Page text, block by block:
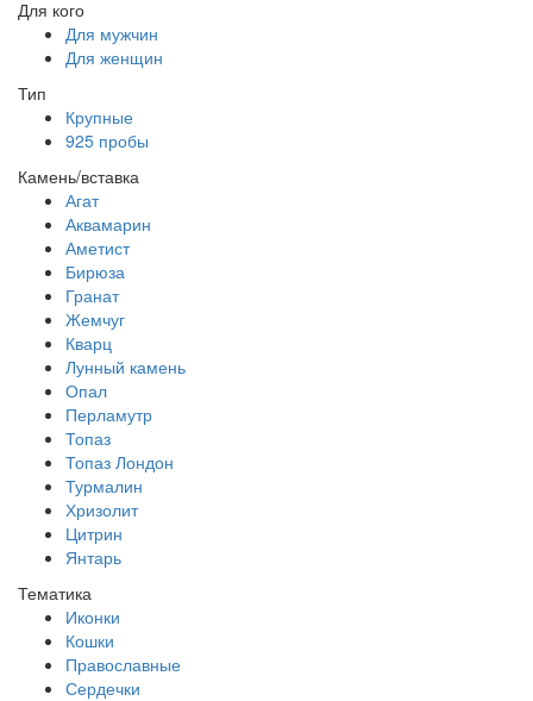
Для кого
Для мужчин
Для женщин
Тип
Крупные
925 пробы
Камень/вставка
Агат
Аквамарин
Аметист
Бирюза
Гранат
Жемчуг
Кварц
Лунный камень
Опал
Перламутр
Топаз
Топаз Лондон
Турмалин
Хризолит
Цитрин
Янтарь
Тематика
Иконки
Кошки
Православные
Сердечки